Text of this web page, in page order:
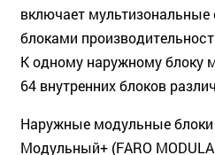
включает
блоками
К одному наружному блоку
64 внутренних блоков
Наружные модульные
Модульный+ (FARO